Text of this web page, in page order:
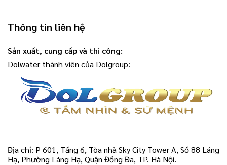
Thông tin liên hệ
Sản xuất, cung cấp và thi công:
Dolwater thành viên của Dolgroup:
Địa chỉ: P 601, Tầng 6, Tòa nhà Sky City Tower A, Số 88 Láng
Hạ, Phường Láng Hạ, Quận Đống Đa, TP. Hà Nội.